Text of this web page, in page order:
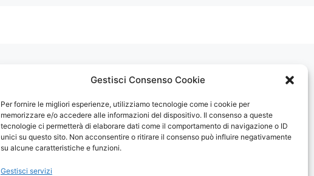
Gestisci Consenso Cookie
Per fornire le migliori esperienze, utilizziamo tecnologie come i cookie per
memorizzare e/o accedere alle informazioni del dispositivo. Il consenso a queste
tecnologie ci permetterà di elaborare dati come il comportamento di navigazione o ID
unici su questo sito. Non acconsentire o ritirare il consenso può influire negativamente
su alcune caratteristiche e funzioni.
Gestisci servizi